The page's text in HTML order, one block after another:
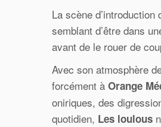
La scène
semblant d’être dans
avant de le rouer de
Avec son atmosphère
forcément à Orange
oniriques, des
quotidien, Les loulous